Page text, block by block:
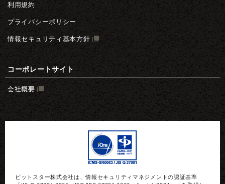
利用規約
プライバシーポリシー
情報セキュリティ基本方針
コーポレートサイト
会社概要
ビットスター株式会社は、情報セキュリティマネジメントの認証基準